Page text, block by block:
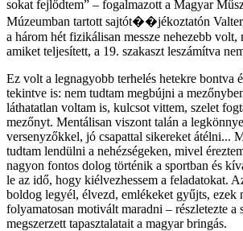
sokat fejlődtem
– fogalmazott a Magyar
Múzeumban tartott sajtót��jékoztatón
a három hét fizikálisan messze nehezebb
amiket teljesített, a 19. szakaszt leszámítva
Ez volt a legnagyobb terhelés hetekre bontva
tekintve is: nem tudtam megbújni a
láthatatlan voltam is, kulcsot vittem, szelet
mezőnyt. Mentálisan viszont talán a
versenyzőkkel, jó csapattal sikereket átélni...
tudtam lendülni a nehézségeken, mivel
nagyon fontos dolog történik a sportban és
le az idő, hogy kiélvezhessem a feladatokat.
boldog legyél, élvezd, emlékeket gyűjts, ezek
folyamatosan motivált maradni – részletezte a
megszerzett tapasztalatait a magyar bringás.